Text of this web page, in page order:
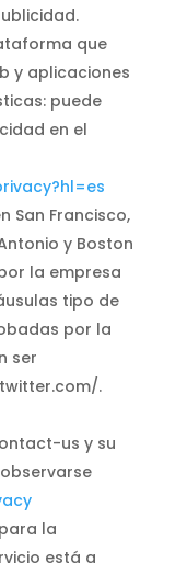
que
y aplicaciones
puede
en el
San Francisco,
y Boston
la empresa
tipo de
por la
ser
.
us y su
la
está a